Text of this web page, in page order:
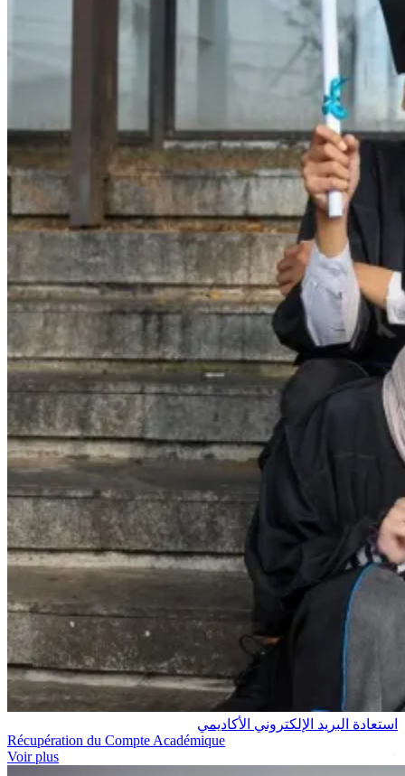
استعادة البريد الإلكتروني الأكاديمي
Récupération du Compte Académique
Voir plus